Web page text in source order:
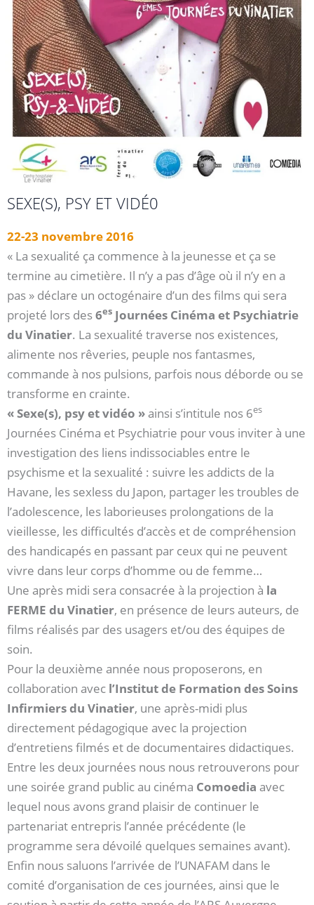
SEXE(S), PSY ET VIDÉ0
22-23 novembre 2016
« La sexualité ça commence à la jeunesse et ça se
termine au cimetière. Il n’y a pas d’âge où il n’y en a
pas » déclare un octogénaire d’un des films qui sera
projeté lors des6es Journées Cinéma et Psychiatrie
du Vinatier. La sexualité traverse nos existences,
alimente nos rêveries, peuple nos fantasmes,
commande à nos pulsions, parfois nous déborde ou se
transforme en crainte.
« Sexe(s), psy et vidéo » ainsi s’intitule nos 6es
Journées Cinéma et Psychiatrie pour vous inviter à une
investigation des liens indissociables entre le
psychisme et la sexualité : suivre les addicts de la
Havane, les sexless du Japon, partager les troubles de
l’adolescence, les laborieuses prolongations de la
vieillesse, les difficultés d’accès et de compréhension
des handicapés en passant par ceux qui ne peuvent
vivre dans leur corps d’homme ou de femme…
Une après midi sera consacrée à la projection à la
FERME du Vinatier, en présence de leurs auteurs, de
films réalisés par des usagers et/ou des équipes de
soin.
Pour la deuxième année nous proposerons, en
collaboration avec l’Institut de Formation des Soins
Infirmiers du Vinatier, une après-midi plus
directement pédagogique avec la projection
d’entretiens filmés et de documentaires didactiques.
Entre les deux journées nous nous retrouverons pour
une soirée grand public au cinéma Comoedia avec
lequel nous avons grand plaisir de continuer le
partenariat entrepris l’année précédente (le
programme sera dévoilé quelques semaines avant).
Enfin nous saluons l’arrivée de l’UNAFAM dans le
comité d’organisation de ces journées, ainsi que le